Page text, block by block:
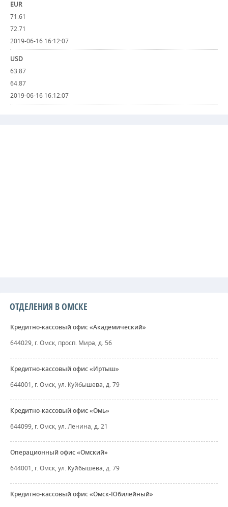
EUR
71.61
72.71
2019-06-16 16:12:07
USD
63.87
64.87
2019-06-16 16:12:07
ОТДЕЛЕНИЯ В ОМСКЕ
Кредитно-кассовый офис «Академический»
644029, г. Омск, просп. Мира, д. 56
Кредитно-кассовый офис «Иртыш»
644001, г. Омск, ул. Куйбышева, д. 79
Кредитно-кассовый офис «Омь»
644099, г. Омск, ул. Ленина, д. 21
Операционный офис «Омский»
644001, г. Омск, ул. Куйбышева, д. 79
Кредитно-кассовый офис «Омск-Юбилейный»